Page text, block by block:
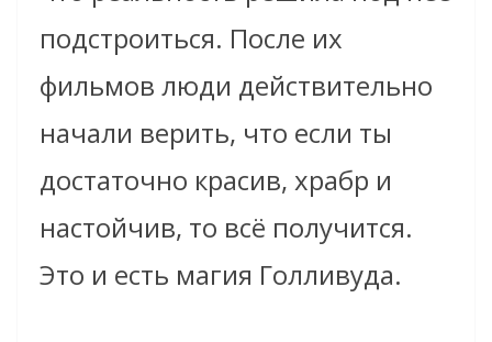
подстроиться. После их
фильмов люди действительно
начали верить, что если ты
достаточно красив, храбр и
настойчив, то всё получится.
Это и есть магия Голливуда.